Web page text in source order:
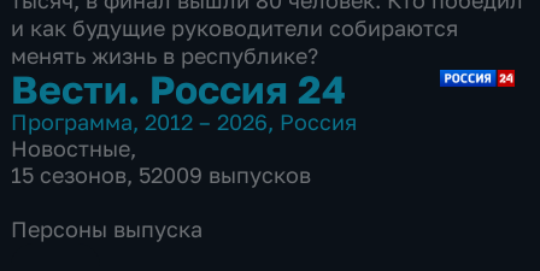
и как будущие руководители собираются
менять жизнь в республике?
Вести. Россия 24
Программа, 2012 – 2026, Россия
Новостные,
15 сезонов, 52009 выпусков
Персоны выпуска